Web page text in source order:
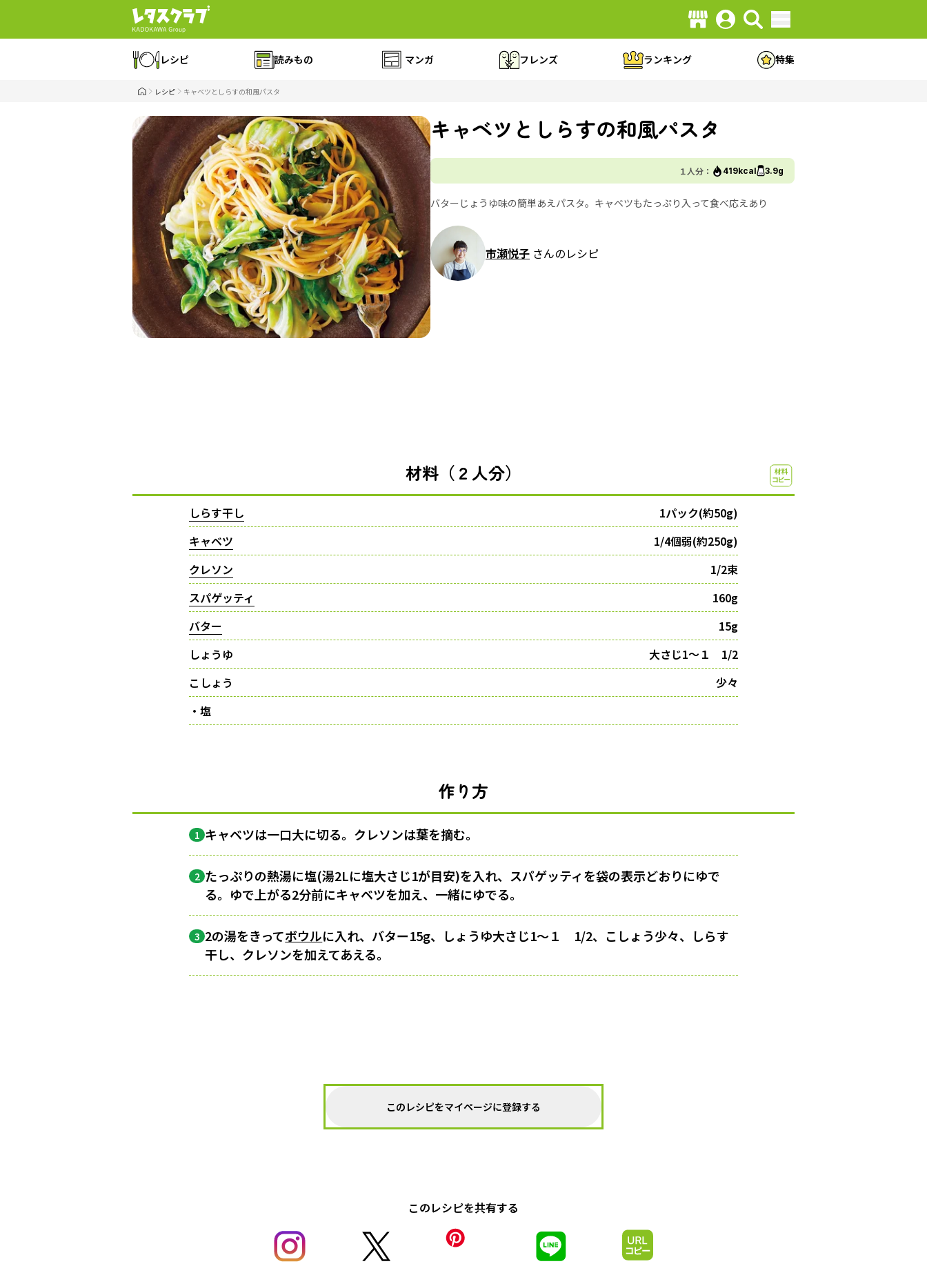
レシピ 読みもの マンガ フレンズ ランキング 特集
レシピ キャベツとしらすの和風パスタ
キャベツとしらすの和風パスタ
１人分： 419kcal 3.9g
バターじょうゆ味の簡単あえパスタ。キャベツもたっぷり入って食べ応えあり
市瀬悦子 さんのレシピ
材料（２人分）
しらす干し
1パック(約50g)
キャベツ
1/4個弱(約250g)
クレソン
1/2束
スパゲッティ
160g
バター
15g
しょうゆ
大さじ1〜１ 1/2
こしょう
少々
・塩
作り方
1 キャベツは一口大に切る。クレソンは葉を摘む。
2 たっぷりの熱湯に塩(湯2Lに塩大さじ1が目安)を入れ、スパゲッティを袋の表示どおりにゆで
る。ゆで上がる2分前にキャベツを加え、一緒にゆでる。
3 2の湯をきってボウルに入れ、バター15g、しょうゆ大さじ1〜１ 1/2、こしょう少々、しらす
干し、クレソンを加えてあえる。
このレシピをマイページに登録する
このレシピを共有する